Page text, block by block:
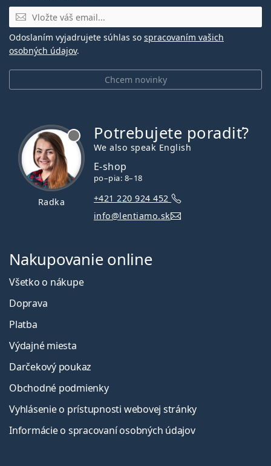
E-mail
Chcem novinky
Odoslaním vyjadrujete súhlas so spracovaním vašich
osobných údajov.
Radka
Potrebujete poradiť?
We also speak English
E-shop
po–pia: 8–18
+421 220 924 452
info@lentiamo.sk
Nakupovanie online
Všetko o nákupe
Doprava
Platba
Výdajné miesta
Darčekový poukaz
Obchodné podmienky
Vyhlásenie o prístupnosti webovej stránky
Informácie o spracovaní osobných údajov